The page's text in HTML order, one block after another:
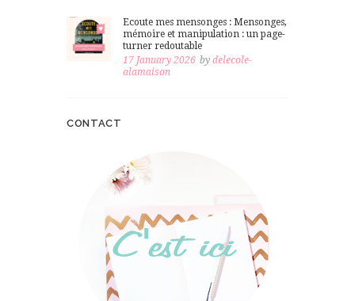
Ecoute mes mensonges : Mensonges,
mémoire et manipulation : un page-
turner redoutable
17 January 2026 bydelecole-
alamaison
CONTACT